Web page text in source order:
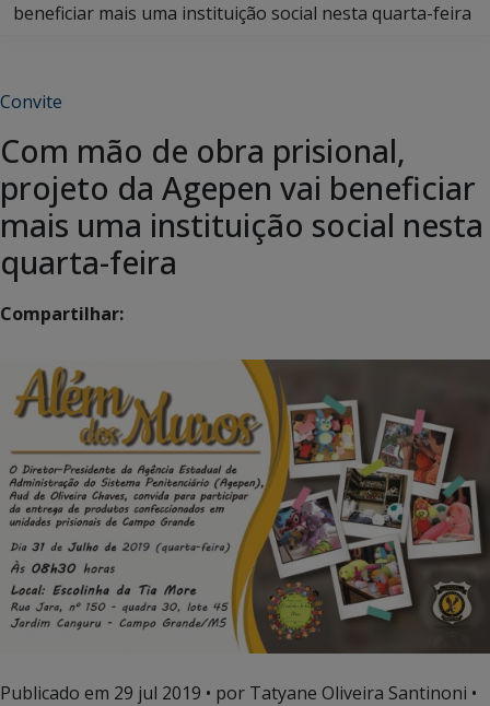
beneficiar mais uma instituição social nesta quarta-feira
Convite
Com mão de obra prisional,
projeto da Agepen vai beneficiar
mais uma instituição social nesta
quarta-feira
Compartilhar:
Publicado em 29 jul 2019 • por Tatyane Oliveira Santinoni •